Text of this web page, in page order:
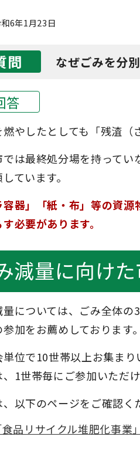
6年1月23日
問 なぜごみを分
答
燃やしたとしても「残渣（
では最終処分場を持って
ています。
容器」「紙・布」等の資
必要があります。
減量に向け
量については、ごみ全体
加をお薦めしております。
単位で10世帯以上お集ま
1世帯毎にご参加いただけ
以下のページをご確認く
食品リサイクル堆肥化事業